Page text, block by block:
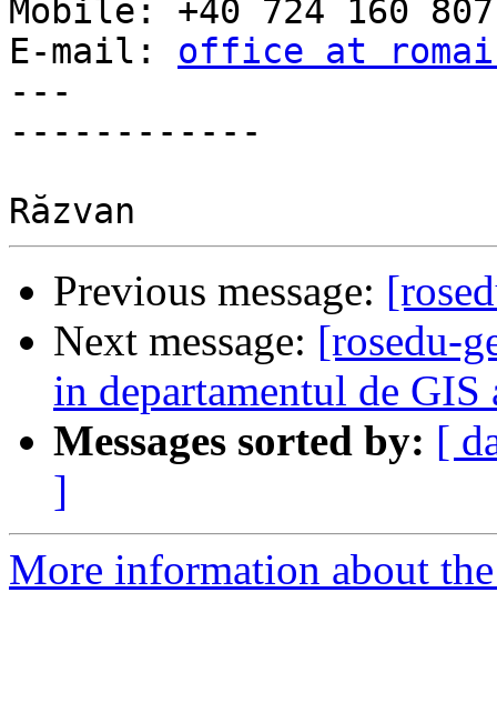
Mobile:	+40 724 160 807
office at
---
------------
Previous message:
Next message: [rosedu-
in departamentul de
Messages sorted by: [
]
More information about